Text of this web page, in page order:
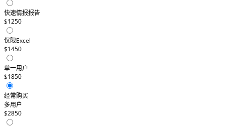
快速情报报告
$1250
仅限Excel
$1450
单一用户
$1850
经常购买
多用户
$2850